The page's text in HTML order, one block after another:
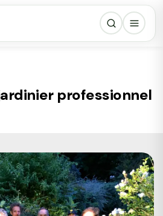
professionnel